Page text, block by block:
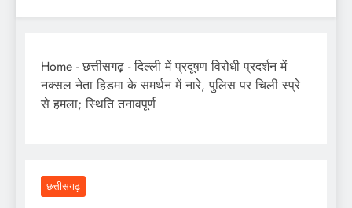
Home -छत्तीसगढ़ -दिल्ली में प्रदूषण विरोधी प्रदर्शन में
नक्सल नेता हिडमा के समर्थन में नारे, पुलिस पर चिली स्प्रे
से हमला; स्थिति तनावपूर्ण
छत्तीसगढ़